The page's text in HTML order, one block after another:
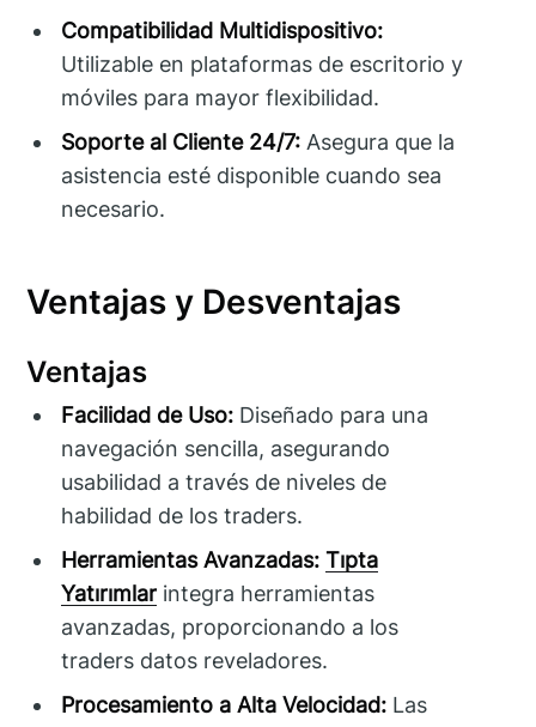
Compatibilidad Multidispositivo:
Utilizable en plataformas de escritorio y
móviles para mayor flexibilidad.
Soporte al Cliente 24/7: Asegura que la
asistencia esté disponible cuando sea
necesario.
Ventajas y Desventajas
Ventajas
Facilidad de Uso: Diseñado para una
navegación sencilla, asegurando
usabilidad a través de niveles de
habilidad de los traders.
Herramientas Avanzadas: Tıpta
Yatırımlar integra herramientas
avanzadas, proporcionando a los
traders datos reveladores.
Procesamiento a Alta Velocidad: Las